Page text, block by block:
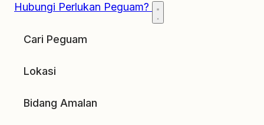
Hubungi Perlukan Peguam?
Cari Peguam
Lokasi
Bidang Amalan